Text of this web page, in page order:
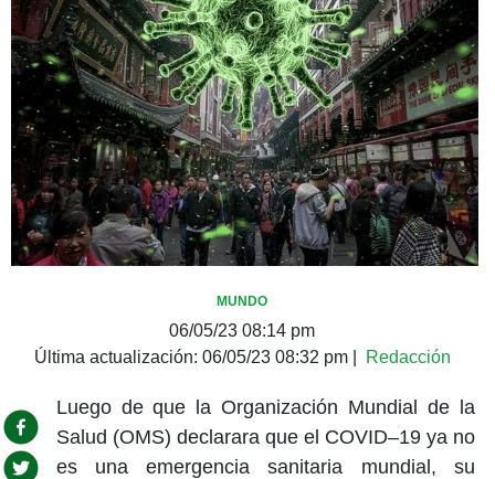
MUNDO
06/05/23 08:14 pm
Última actualización: 06/05/23 08:32 pm| Redacción
Luego de que la Organización Mundial de la
Salud (OMS) declarara que el COVID–19 ya no
es una emergencia sanitaria mundial, su